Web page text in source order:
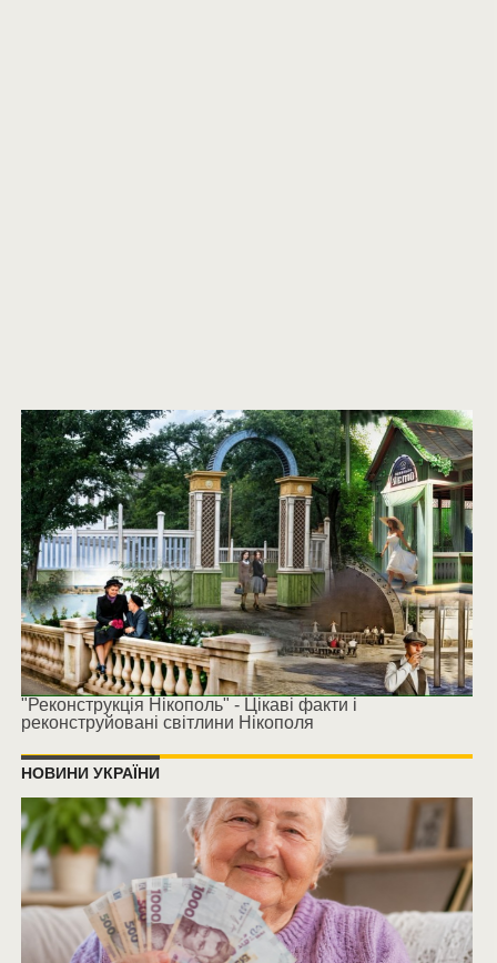
"Реконструкція Нікополь" - Цікаві факти і
реконструйовані світлини Нікополя
НОВИНИ УКРАЇНИ